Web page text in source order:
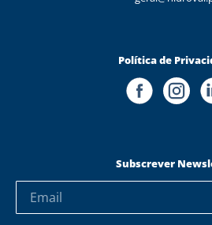
Política de
Subscrever